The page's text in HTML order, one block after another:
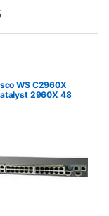
WS C2960X
2960X 48